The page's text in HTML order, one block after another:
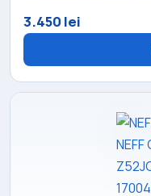
3.450 lei